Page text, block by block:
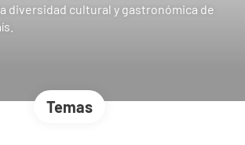
diversidad cultural y gastronómica de
Temas